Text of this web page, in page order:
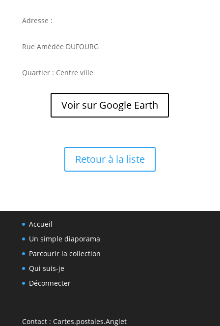
Adresse :
Rue Amédée DUFOURG
Quartier : Centre ville
Voir sur Google Earth
Retour à la liste
Accueil
Un simple diaporama
Parcourir la collection
Qui suis-je
Déconnecter
Contact : Cartes.postales.Anglet